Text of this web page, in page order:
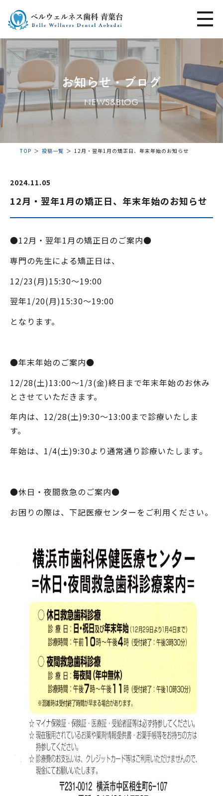
お知らせ・ブログ
NEWS&BLOG
TOP 投稿一覧 12月・翌年1月の矯正日、年末年始のお知らせ
2024.11.05
12月・翌年1月の矯正日、年末年始のお知らせ
●12月・翌年1月の矯正日のご案内●
専門の先生による矯正日は、
12/23(月)15:30～19:00
翌年1/20(月)15:30～19:00
となります。
●年末年始のご案内●
12/28(土)13:00～1/3(金)終日まで年末年始のお休み
とさせていただきます。
年内は、12/28(土)9:30～13:00まで診療いたしま
す。
年始は、1/4(土)9:30より通常通り診療いたします。
●休日・夜間救急のご案内●
お困りの際は、下記医療センターをご利用ください。